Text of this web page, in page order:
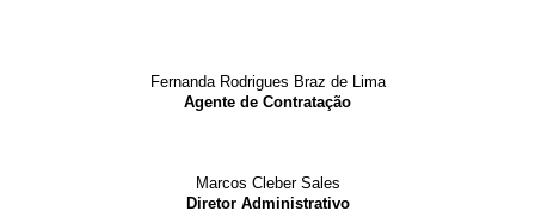
Fernanda Rodrigues Braz de Lima
Agente de Contratação
Marcos Cleber Sales
Diretor Administrativo